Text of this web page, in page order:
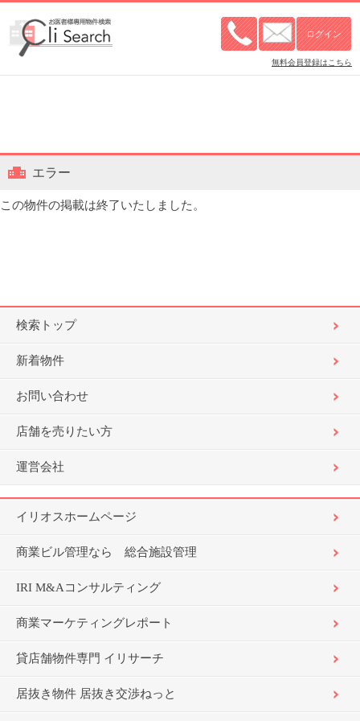
無料会員登録はこちら
エラー
この物件の掲載は終了いたしました。
検索トップ
新着物件
お問い合わせ
店舗を売りたい方
運営会社
イリオスホームページ
商業ビル管理なら 総合施設管理
IRI M&Aコンサルティング
商業マーケティングレポート
貸店舗物件専門 イリサーチ
居抜き物件 居抜き交渉ねっと